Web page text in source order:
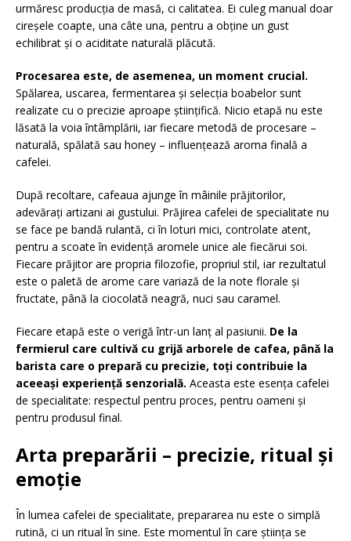
urmăresc producția de masă, ci calitatea. Ei culeg manual doar
cireșele coapte, una câte una, pentru a obține un gust
echilibrat și o aciditate naturală plăcută.
Procesarea este, de asemenea, un moment crucial.
Spălarea, uscarea, fermentarea și selecția boabelor sunt
realizate cu o precizie aproape științifică. Nicio etapă nu este
lăsată la voia întâmplării, iar fiecare metodă de procesare –
naturală, spălată sau honey – influențează aroma finală a
cafelei.
După recoltare, cafeaua ajunge în mâinile prăjitorilor,
adevărați artizani ai gustului. Prăjirea cafelei de specialitate nu
se face pe bandă rulantă, ci în loturi mici, controlate atent,
pentru a scoate în evidență aromele unice ale fiecărui soi.
Fiecare prăjitor are propria filozofie, propriul stil, iar rezultatul
este o paletă de arome care variază de la note florale și
fructate, până la ciocolată neagră, nuci sau caramel.
Fiecare etapă este o verigă într-un lanț al pasiunii. De la
fermierul care cultivă cu grijă arborele de cafea, până la
barista care o prepară cu precizie, toți contribuie la
aceeași experiență senzorială. Aceasta este esența cafelei
de specialitate: respectul pentru proces, pentru oameni și
pentru produsul final.
Arta preparării – precizie, ritual și
emoție
În lumea cafelei de specialitate, prepararea nu este o simplă
rutină, ci un ritual în sine. Este momentul în care știința se